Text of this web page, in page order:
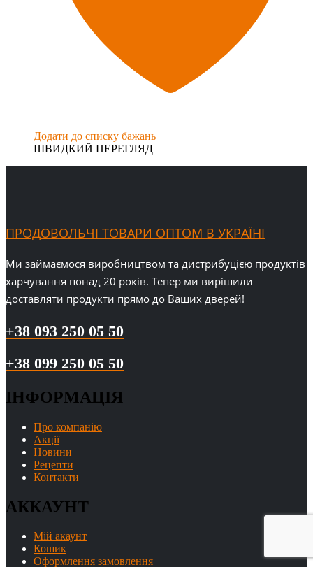
Додати до списку бажань
ШВИДКИЙ ПЕРЕГЛЯД
ПРОДОВОЛЬЧІ ТОВАРИ ОПТОМ В УКРАЇНІ
Ми займаємося виробництвом та дистрибуцією продуктів
харчування понад 20 років. Тепер ми вирішили
доставляти продукти прямо до Ваших дверей!
+38 093 250 05 50
+38 099 250 05 50
ІНФОРМАЦІЯ
Про компанію
Акції
Новини
Рецепти
Контакти
АККАУНТ
Мій акаунт
Кошик
Оформлення замовлення